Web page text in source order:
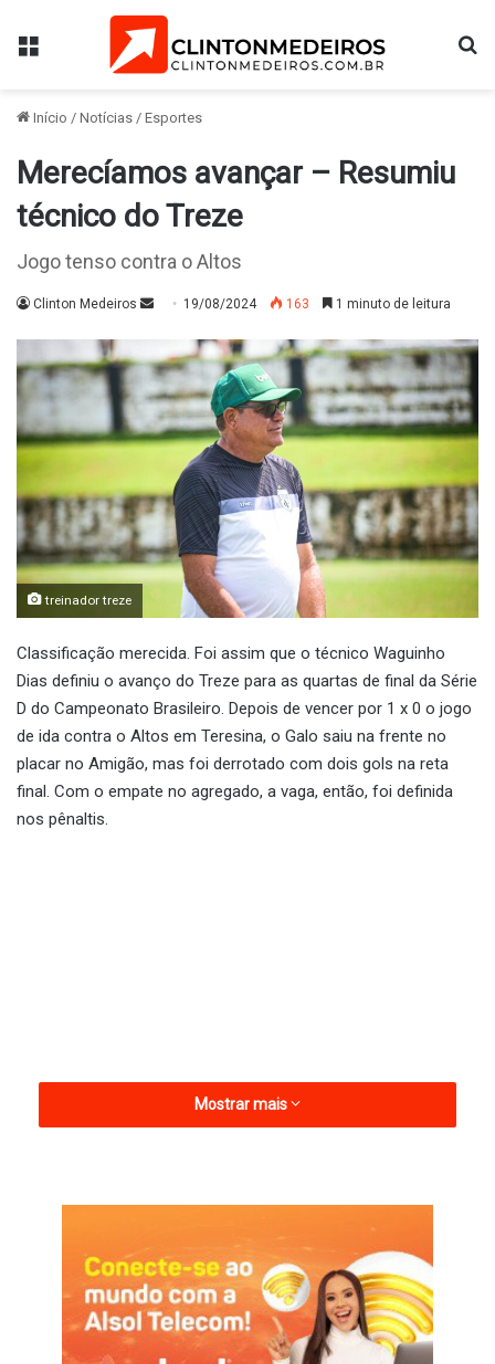
Menu
Início / Notícias / Esportes
Merecíamos avançar – Resumiu
técnico do Treze
Jogo tenso contra o Altos
Clinton Medeiros
Mande
e-
mail
19/08/2024 163 1 minuto de leitura
treinador treze
Classificação merecida. Foi assim que o técnico Waguinho
Dias definiu o avanço do Treze para as quartas de final da Série
D do Campeonato Brasileiro. Depois de vencer por 1 x 0 o jogo
de ida contra o Altos em Teresina, o Galo saiu na frente no
placar no Amigão, mas foi derrotado com dois gols na reta
final. Com o empate no agregado, a vaga, então, foi definida
nos pênaltis.
“Estou com dois sentimentos. Primeiro, de frustração pelos
dois gols sofridos no final e perder o jogo. Isso é muito ruim. E
depois por ter passado. Nós merecíamos por tudo que está
Mostrar mais